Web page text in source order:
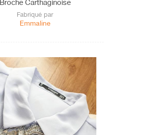
Fabriqué par
Emmaline